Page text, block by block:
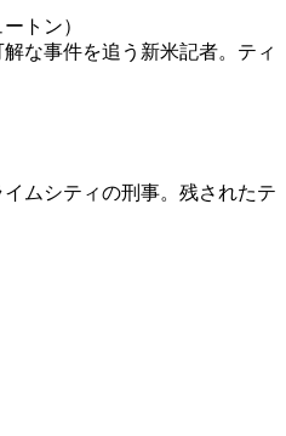
トン）
な事件を追う新米記者。ティ
ムシティの刑事。残されたテ